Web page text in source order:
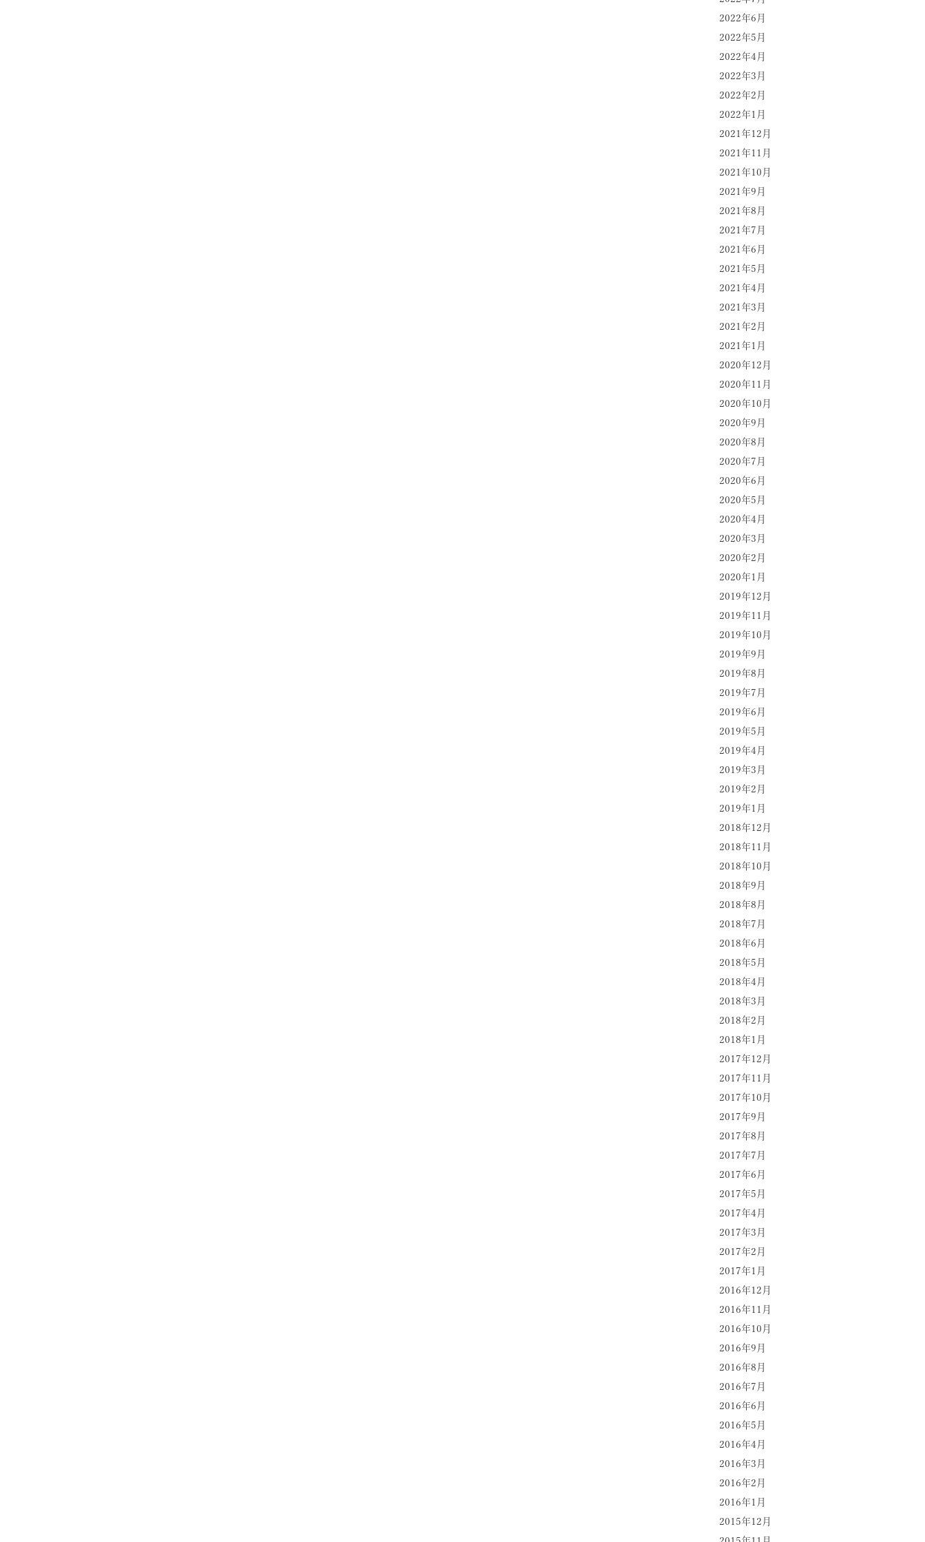
2022年6月
2022年5月
2022年4月
2022年3月
2022年2月
2022年1月
2021年12月
2021年11月
2021年10月
2021年9月
2021年8月
2021年7月
2021年6月
2021年5月
2021年4月
2021年3月
2021年2月
2021年1月
2020年12月
2020年11月
2020年10月
2020年9月
2020年8月
2020年7月
2020年6月
2020年5月
2020年4月
2020年3月
2020年2月
2020年1月
2019年12月
2019年11月
2019年10月
2019年9月
2019年8月
2019年7月
2019年6月
2019年5月
2019年4月
2019年3月
2019年2月
2019年1月
2018年12月
2018年11月
2018年10月
2018年9月
2018年8月
2018年7月
2018年6月
2018年5月
2018年4月
2018年3月
2018年2月
2018年1月
2017年12月
2017年11月
2017年10月
2017年9月
2017年8月
2017年7月
2017年6月
2017年5月
2017年4月
2017年3月
2017年2月
2017年1月
2016年12月
2016年11月
2016年10月
2016年9月
2016年8月
2016年7月
2016年6月
2016年5月
2016年4月
2016年3月
2016年2月
2016年1月
2015年12月